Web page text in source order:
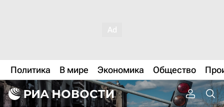
Политика В мире Экономика Общество